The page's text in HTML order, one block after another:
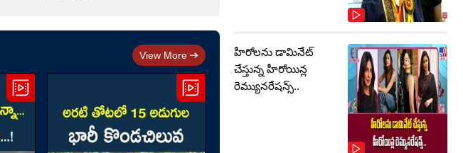
View More
హీరోలను డామినేట్
చేస్తున్న హీరోయిన్ల
రెమ్యునరేషన్స్..